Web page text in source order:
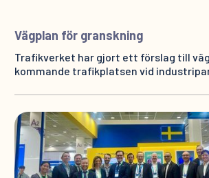
Vägplan för granskning
Trafikverket har gjort ett förslag till
kommande trafikplatsen vid